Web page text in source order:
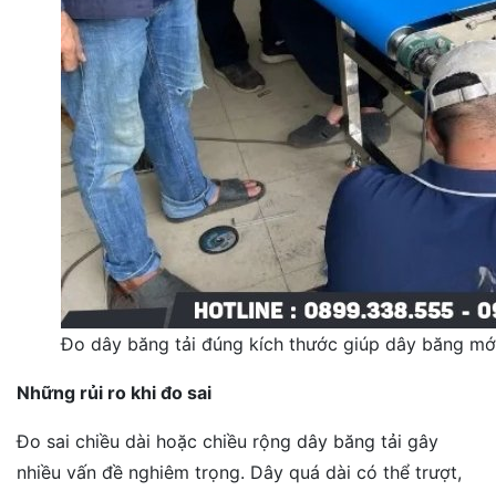
Đo dây băng tải đúng kích thước giúp dây băng
Những rủi ro khi đo sai
Đo sai chiều dài hoặc chiều rộng dây băng tải gây
nhiều vấn đề nghiêm trọng. Dây quá dài có thể trượt,